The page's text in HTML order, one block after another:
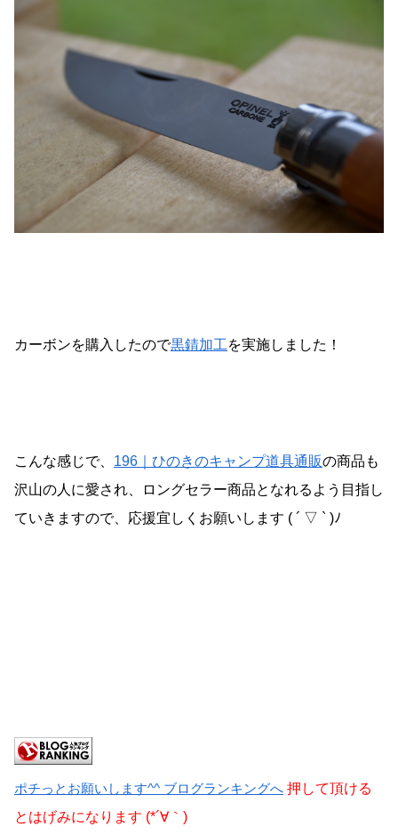
カーボンを購入したので黒錆加工を実施しました！
こんな感じで、 196｜ひのきのキャンプ道具通販の商品も
沢山の人に愛され、ロングセラー商品となれるよう目指し
ていきますので、応援宜しくお願いします ( ´ ▽ ` )ﾉ
ポチっとお願いします^^ ブログランキングへ 押して頂ける
とはげみになります (*´∀｀)